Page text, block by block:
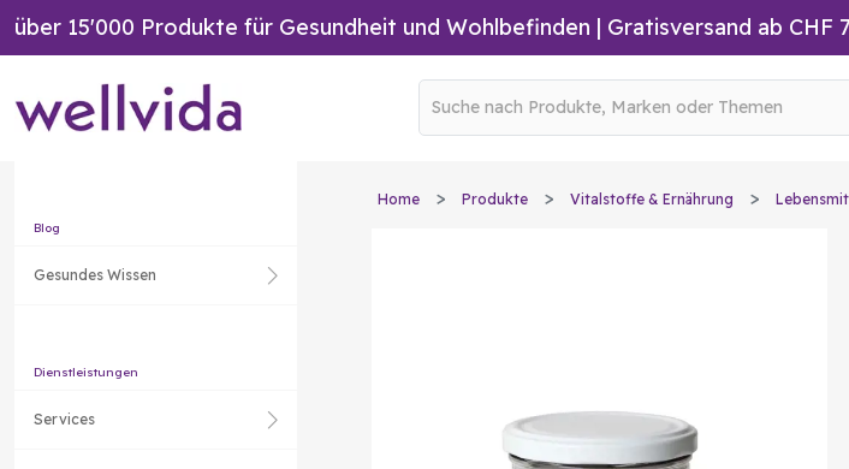
über 15'000 Produkte für Gesundheit und Wohlbefinden | Gratisversand ab CHF
Blog
Gesundes Wissen
Dienstleistungen
Services
Home Produkte Vitalstoffe & Ernährung